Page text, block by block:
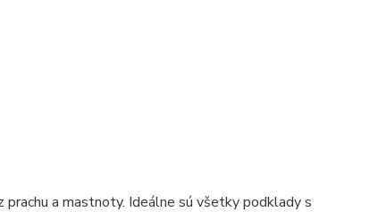
a mastnoty. Ideálne sú všetky podklady s